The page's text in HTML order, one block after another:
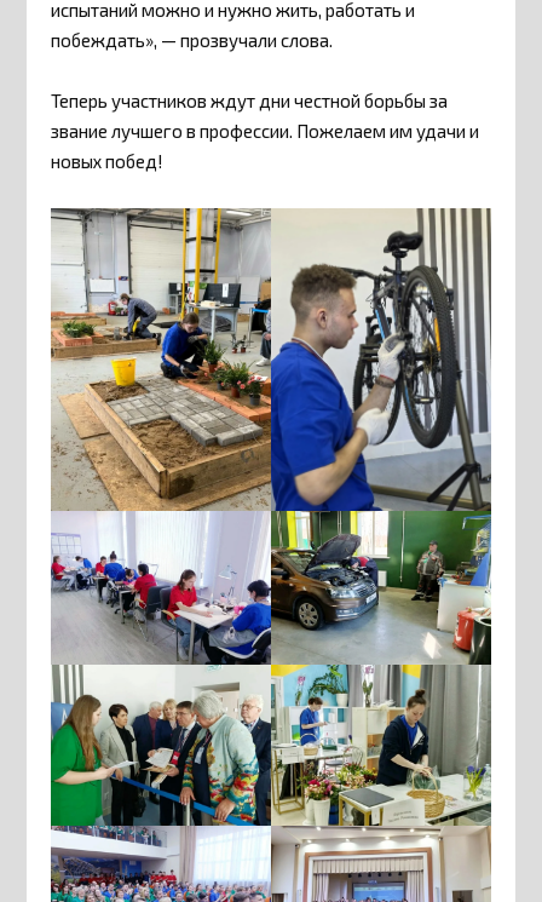
испытаний можно и нужно жить, работать и
побеждать», — прозвучали слова.
Теперь участников ждут дни честной борьбы за
звание лучшего в профессии. Пожелаем им удачи и
новых побед!